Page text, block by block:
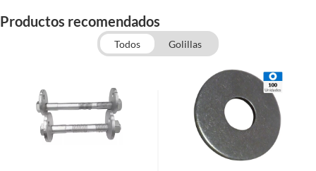
Productos recomendados
Todos Golillas